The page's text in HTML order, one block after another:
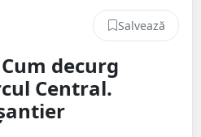
Salvează
Cum decurg
Central.